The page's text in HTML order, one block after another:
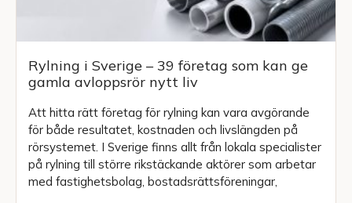
Rylning i Sverige – 39 företag som kan ge
gamla avloppsrör nytt liv
Att hitta rätt företag för rylning kan vara avgörande
för både resultatet, kostnaden och livslängden på
rörsystemet. I Sverige finns allt från lokala specialister
på rylning till större rikstäckande aktörer som arbetar
med fastighetsbolag, bostadsrättsföreningar,